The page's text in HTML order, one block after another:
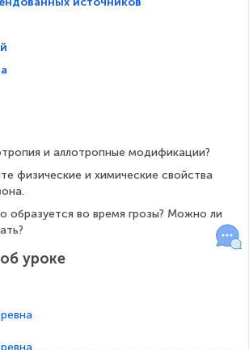
и аллотропные модификации?
физические и химические свойства
образуется во время грозы? Можно ли
уроке